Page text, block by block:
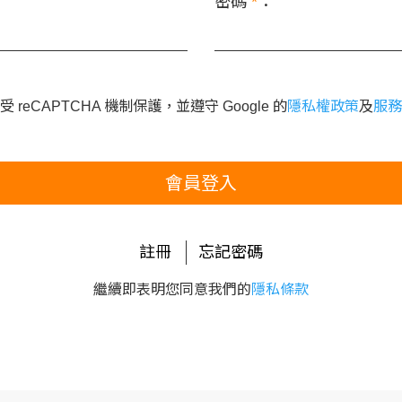
reCAPTCHA 機制保護，並遵守 Google 的隱私權政策及服
會員登入
註冊 忘記密碼
繼續即表明您同意我們的隱私條款